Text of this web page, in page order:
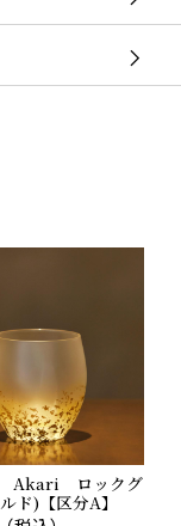
Akari ロックグ
ド)【区分A】